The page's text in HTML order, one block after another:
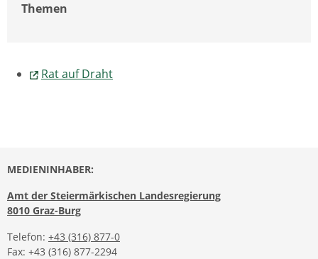
Themen
Rat auf Draht
MEDIENINHABER:
Amt der Steiermärkischen Landesregierung
8010 Graz-Burg
Telefon: +43 (316) 877-0
Fax: +43 (316) 877-2294